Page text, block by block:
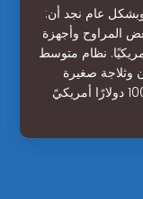
عام نجد أن:
وبعض المراوح وأجهزة
300–500 دولارًا أمريكيًا. نظام متوسط
وثلاجة صغيرة